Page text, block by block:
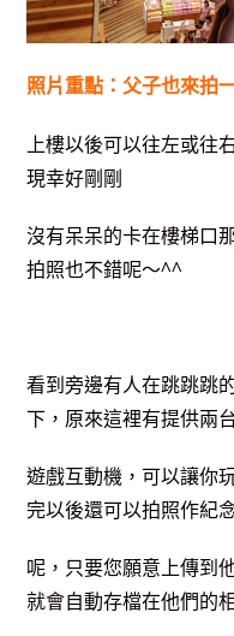
照片重點：父子也來拍
上樓以後可以往左或往
現幸好剛剛
沒有呆呆的卡在樓梯口
拍照也不錯呢～^^
看到旁邊有人在跳跳跳
下，原來這裡有提供兩
遊戲互動機，可以讓你
完以後還可以拍照作紀
呢，只要您願意上傳到
就會自動存檔在他們的